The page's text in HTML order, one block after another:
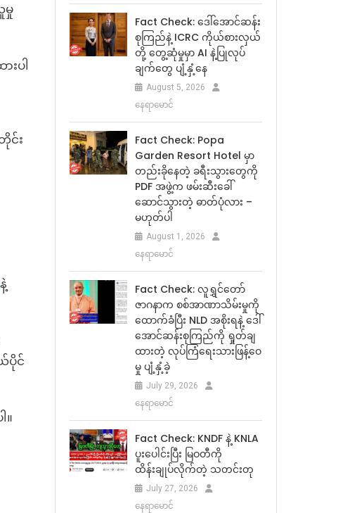
မှု
းပါ
င်း
နဲ့
ပိုင်
။
Fact Check: ဒေါ်အောင်ဆန်း
စုကြည်နဲ့ ICRC ကိုယ်စားလှယ်
တို့ တွေ့ဆုံမှုမှာ AI နဲ့ပြုလုပ်
ချက်တွေ ပျံ့နှံ့နေ
August 5, 2026
နေရာမောင်
Fact Check: Popa
Garden Resort Hotel မှာ
တည်းခိုနေတဲ့ ခရီးသွားတွေကို
PDF အဖွဲ့က ဖမ်းဆီးခေါ်
ဆောင်သွားတဲ့ ဓာတ်ပုံလား –
မဟုတ်ပါ
August 1, 2026
နေရာမောင်
Fact Check: လူရွှင်တော်
ဇာဂနာက စစ်အာဏာသိမ်းမှုကို
ထောက်ခံပြီး NLD အစိုးရနဲ့ ဒေါ်
အောင်ဆန်းစုကြည်ကို ရှုတ်ချ
ထားတဲ့ လုပ်ကြံရေးသားဖြန့်ဝေ
မှု ပျံ့နှံ့ခဲ့
July 29, 2026
နေရာမောင်
Fact Check: KNDF နဲ့ KNLA
ပူးပေါင်းပြီး မြဝတီကို
ထိန်းချုပ်လိုက်တဲ့ သတင်းတု
July 27, 2026
နေရာမောင်